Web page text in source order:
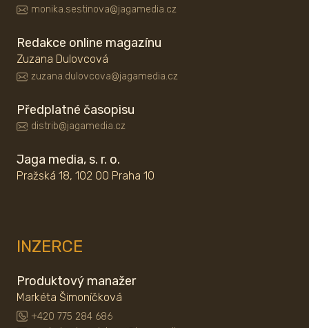
monika.sestinova@jagamedia.cz
Redakce online magazínu
Zuzana Dulovcová
zuzana.dulovcova@jagamedia.cz
Předplatné časopisu
distrib@jagamedia.cz
Jaga media, s. r. o.
Pražská 18, 102 00 Praha 10
INZERCE
Produktový manažer
Markéta Šimoníčková
+420 775 284 686